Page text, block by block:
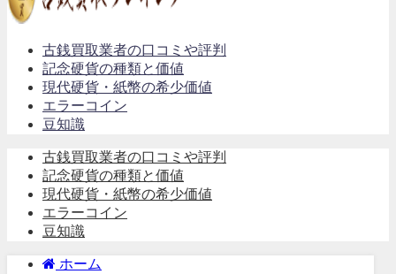
古銭買取業者の口コミや評判
記念硬貨の種類と価値
現代硬貨・紙幣の希少価値
エラーコイン
豆知識
古銭買取業者の口コミや評判
記念硬貨の種類と価値
現代硬貨・紙幣の希少価値
エラーコイン
豆知識
ホーム